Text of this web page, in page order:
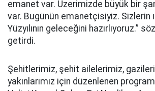
emanet var. Üzerimizde büyük bir
var. Bugünün emanetçisiyiz. Sizlerin
Yüzyılının geleceğini hazırlıyoruz.”
getirdi.
Şehitlerimiz, şehit ailelerimiz,
yakınlarımız için düzenlenen